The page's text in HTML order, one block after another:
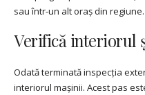
sau într-un alt oraș din regiune.
Verifică interiorul
Odată terminată inspecția
interiorul mașinii. Acest pas